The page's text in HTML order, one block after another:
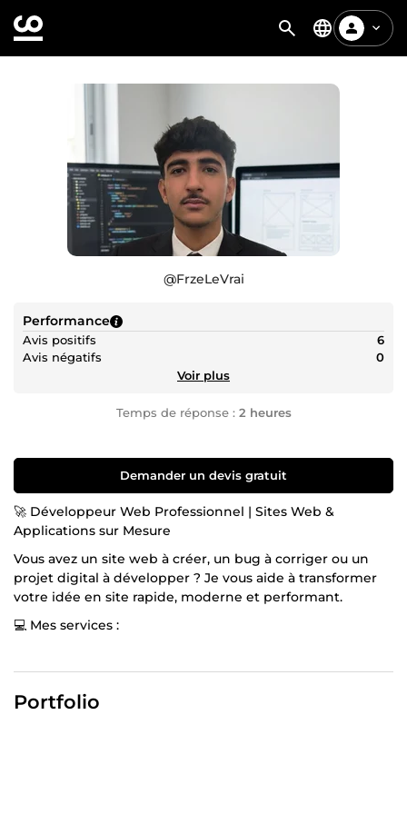
@FrzeLeVrai
Performance
Avis positifs
6
Avis négatifs
0
Voir plus
Temps de réponse : 2 heures
Demander un devis gratuit
🚀 Développeur Web Professionnel | Sites Web &
Applications sur Mesure
Vous avez un site web à créer, un bug à corriger ou un
projet digital à développer ? Je vous aide à transformer
votre idée en site rapide, moderne et performant.
💻 Mes services :
Développement de sites web modernes et responsive ✔
Création de sites WordPress professionnels ✔ Création
de boutiques Shopify optimisées pour la vente ✔
Portfolio